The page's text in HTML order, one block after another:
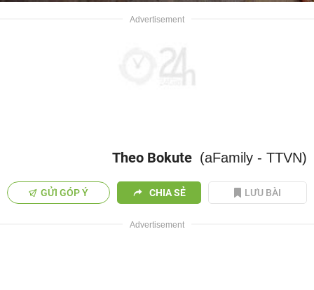
Theo Bokute (aFamily - TTVN)
GỬI GÓP Ý CHIA SẺ LƯU BÀI